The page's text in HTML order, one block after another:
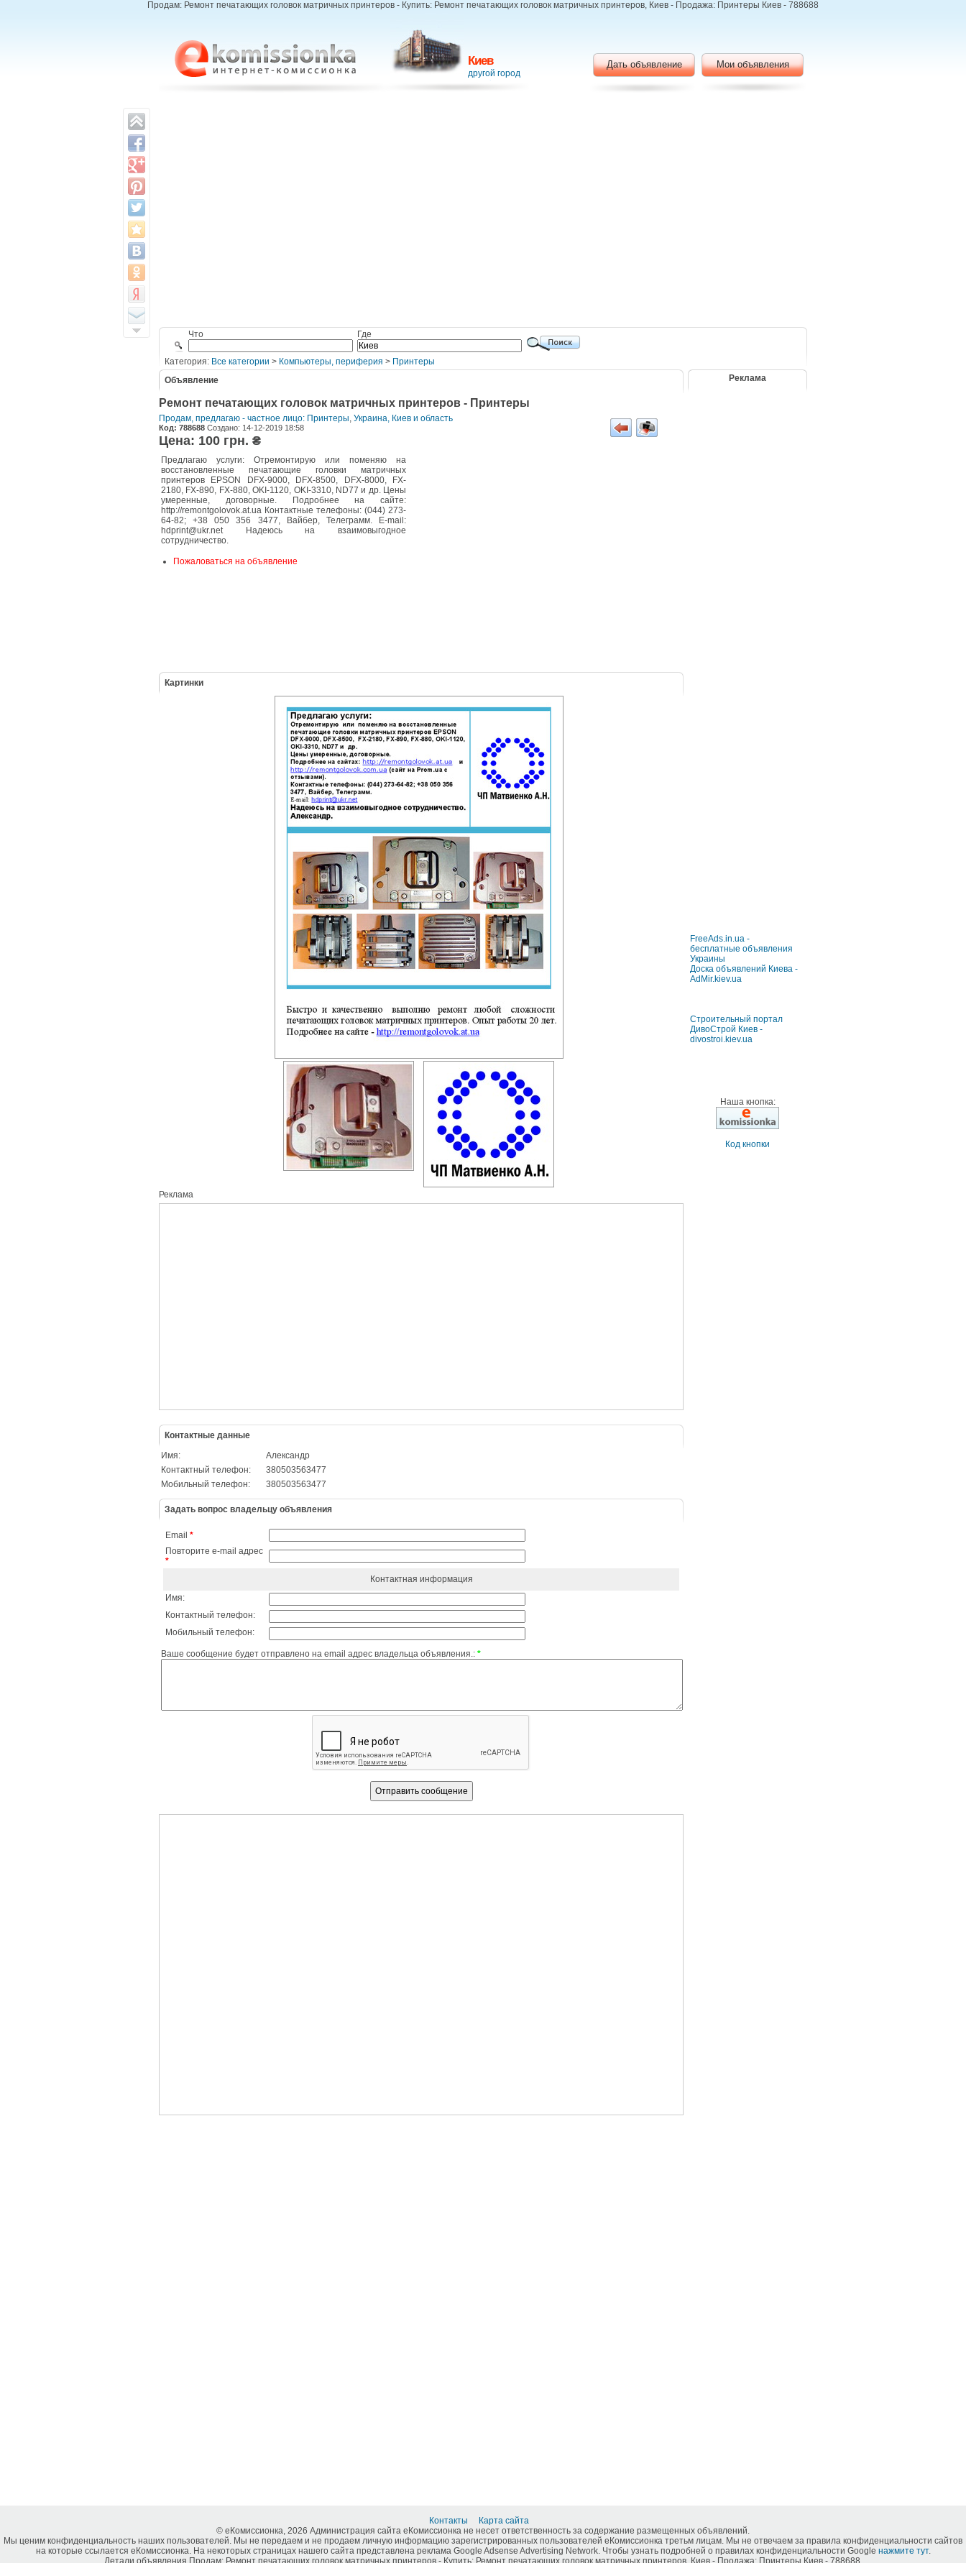
Продам: Ремонт печатающих головок матричных принтеров - Купить: Ремонт печатающих головок матричных принтеров, Киев - Продажа: Принтеры Киев - 788688
Киев
другой город
Дать объявление Мои объявления
Что Где
Категория: Все категории > Компьютеры, периферия > Принтеры
Объявление
Ремонт печатающих головок матричных принтеров - Принтеры
Продам, предлагаю - частное лицо: Принтеры, Украина, Киев и область
Код: 788688 Создано: 14-12-2019 18:58
Цена: 100 грн. ₴
Предлагаю услуги: Отремонтирую или поменяю на
восстановленные печатающие головки матричных
принтеров EPSON DFX-9000, DFX-8500, DFX-8000, FX-
2180, FX-890, FX-880, OKI-1120, OKI-3310, ND77 и др. Цены
умеренные, договорные. Подробнее на сайте:
http://remontgolovok.at.ua Контактные телефоны: (044) 273-
64-82; +38 050 356 3477, Вайбер, Телеграмм. E-mail:
hdprint@ukr.net Надеюсь на взаимовыгодное
сотрудничество.
Пожаловаться на объявление
Картинки
Реклама
Контактные данные
Имя:
Александр
Контактный телефон:
380503563477
Мобильный телефон:
380503563477
Задать вопрос владельцу объявления
Email *
Повторите e-mail адрес
*
Контактная информация
Имя:
Контактный телефон:
Мобильный телефон:
Ваше сообщение будет отправлено на email адрес владельца объявления.: *
Реклама
FreeAds.in.ua -
бесплатные объявления
Украины
Доска объявлений Киева -
AdMir.kiev.ua
Строительный портал
ДивоСтрой Киев -
divostroi.kiev.ua
Наша кнопка:
Код кнопки
Контакты
Карта сайта
© еКомиссионка, 2026 Администрация сайта еКомиссионка не несет ответственность за содержание размещенных объявлений.
Мы ценим конфиденциальность наших пользователей. Мы не передаем и не продаем личную информацию зарегистрированных пользователей еКомиссионка третьм лицам. Мы не отвечаем за правила конфиденциальности сайтов
на которые ссылается еКомиссионка. На некоторых страницах нашего сайта представлена реклама Google Adsense Advertising Network. Чтобы узнать подробней о правилах конфиденциальности Google нажмите тут.
Детали объявления Продам: Ремонт печатающих головок матричных принтеров - Купить: Ремонт печатающих головок матричных принтеров, Киев - Продажа: Принтеры Киев - 788688.